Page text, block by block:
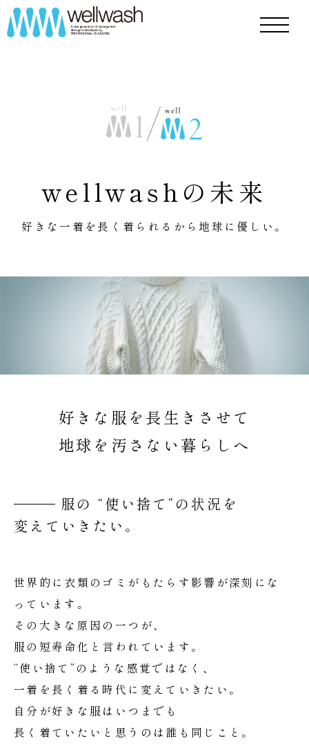
wellwashの未来
好きな一着を長く着られるから地球に優しい。
好きな服を長生きさせて
地球を汚さない暮らしへ
服の “使い捨て”の状況を
変えていきたい。
世界的に衣類のゴミがもたらす影響が深刻にな
っています。
その大きな原因の一つが、
服の短寿命化と言われています。
“使い捨て”のような感覚ではなく、
一着を長く着る時代に変えていきたい。
自分が好きな服はいつまでも
長く着ていたいと思うのは誰も同じこと。